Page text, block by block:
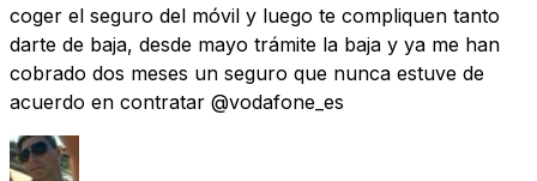
coger el seguro del móvil y luego te compliquen tanto
darte de baja, desde mayo trámite la baja y ya me han
cobrado dos meses un seguro que nunca estuve de
acuerdo en contratar @vodafone_es